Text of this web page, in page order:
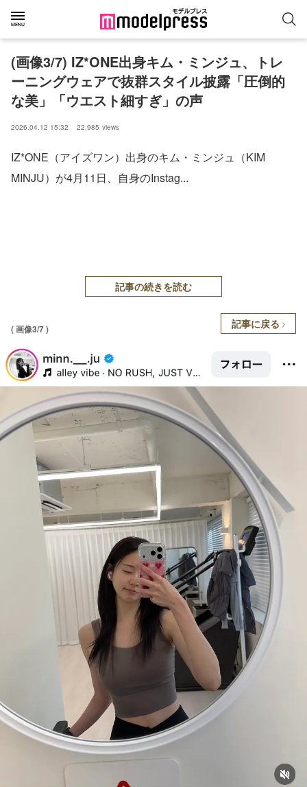
(画像3/7) IZ*ONE出身キム・ミンジュ、トレ
ーニングウェアで抜群スタイル披露「圧倒的
な美」「ウエスト細すぎ」の声
2026.04.12 15:32 22,985 views
IZ*ONE（アイズワン）出身のキム・ミンジュ（KIM
MINJU）が4月11日、自身のInstag...
記事の続きを読む
( 画像3/7 ) 記事に戻る